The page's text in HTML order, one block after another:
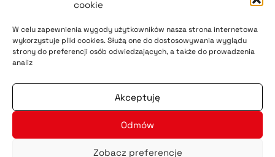
cookie
W celu zapewnienia wygody użytkowników nasza strona internetowa
wykorzystuje pliki cookies. Służą one do dostosowywania wyglądu
strony do preferencji osób odwiedzających, a także do prowadzenia
analiz
Akceptuję
Odmów
Zobacz preferencje
i korzystaj z możliwości, jakie daje
współpraca